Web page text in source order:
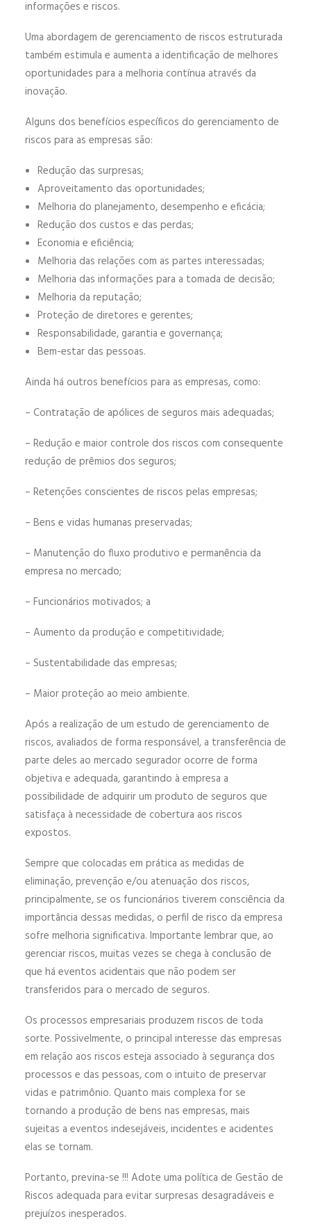
informações e riscos.
Uma abordagem de gerenciamento de riscos estruturada
também estimula e aumenta a identificação de melhores
oportunidades para a melhoria contínua através da
inovação.
Alguns dos benefícios específicos do gerenciamento de
riscos para as empresas são:
Redução das surpresas;
Aproveitamento das oportunidades;
Melhoria do planejamento, desempenho e eficácia;
Redução dos custos e das perdas;
Economia e eficiência;
Melhoria das relações com as partes interessadas;
Melhoria das informações para a tomada de decisão;
Melhoria da reputação;
Proteção de diretores e gerentes;
Responsabilidade, garantia e governança;
Bem-estar das pessoas.
Ainda há outros benefícios para as empresas, como:
– Contratação de apólices de seguros mais adequadas;
– Redução e maior controle dos riscos com consequente
redução de prêmios dos seguros;
– Retenções conscientes de riscos pelas empresas;
– Bens e vidas humanas preservadas;
– Manutenção do fluxo produtivo e permanência da
empresa no mercado;
– Funcionários motivados; a
– Aumento da produção e competitividade;
– Sustentabilidade das empresas;
– Maior proteção ao meio ambiente.
Após a realização de um estudo de gerenciamento de
riscos, avaliados de forma responsável, a transferência de
parte deles ao mercado segurador ocorre de forma
objetiva e adequada, garantindo à empresa a
possibilidade de adquirir um produto de seguros que
satisfaça à necessidade de cobertura aos riscos
expostos.
Sempre que colocadas em prática as medidas de
eliminação, prevenção e/ou atenuação dos riscos,
principalmente, se os funcionários tiverem consciência da
importância dessas medidas, o perfil de risco da empresa
sofre melhoria significativa. Importante lembrar que, ao
gerenciar riscos, muitas vezes se chega à conclusão de
que há eventos acidentais que não podem ser
transferidos para o mercado de seguros.
Os processos empresariais produzem riscos de toda
sorte. Possivelmente, o principal interesse das empresas
em relação aos riscos esteja associado à segurança dos
processos e das pessoas, com o intuito de preservar
vidas e patrimônio. Quanto mais complexa for se
tornando a produção de bens nas empresas, mais
sujeitas a eventos indesejáveis, incidentes e acidentes
elas se tornam.
Portanto, previna-se !!! Adote uma política de Gestão de
Riscos adequada para evitar surpresas desagradáveis e
prejuízos inesperados.